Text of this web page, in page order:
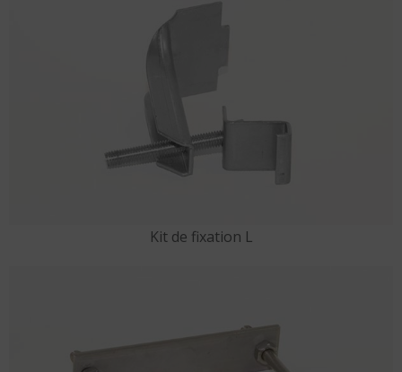
Kit de fixation L